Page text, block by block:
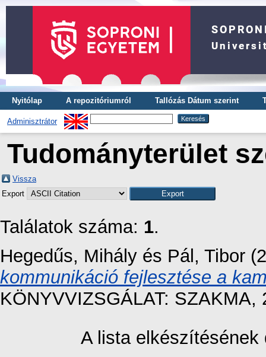
Nyitólap A repozitóriumról Tallózás Dátum szerint
Adminisztrátor
Tudományterület
Vissza
Export
Találatok száma: 1.
Hegedűs, Mihály és Pál, Tibor
kommunikáció fejlesztése a
KÖNYVVIZSGÁLAT:
A lista